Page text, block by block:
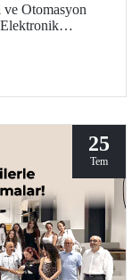
Otomasyon
Tezi
25
Tem